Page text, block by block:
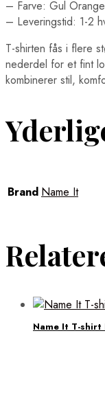
– Farve: Gul Orange
– Leveringstid: 1-2
T-shirten fås i flere
nederdel for et fint
kombinerer stil,
Brand Name It
Name It T-shirt